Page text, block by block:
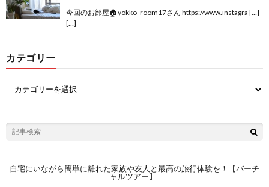
今回のお部屋🏠yokko_room17さん https://www.instagra […]
[…]
カテゴリー
自宅にいながら簡単に離れた家族や友人と最高の旅行体験を！【バーチ
ャルツアー】